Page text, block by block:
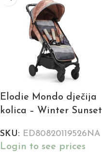
Elodie Mondo dječija
kolica – Winter Sunset
SKU: ED80820119526NA
Login to see prices